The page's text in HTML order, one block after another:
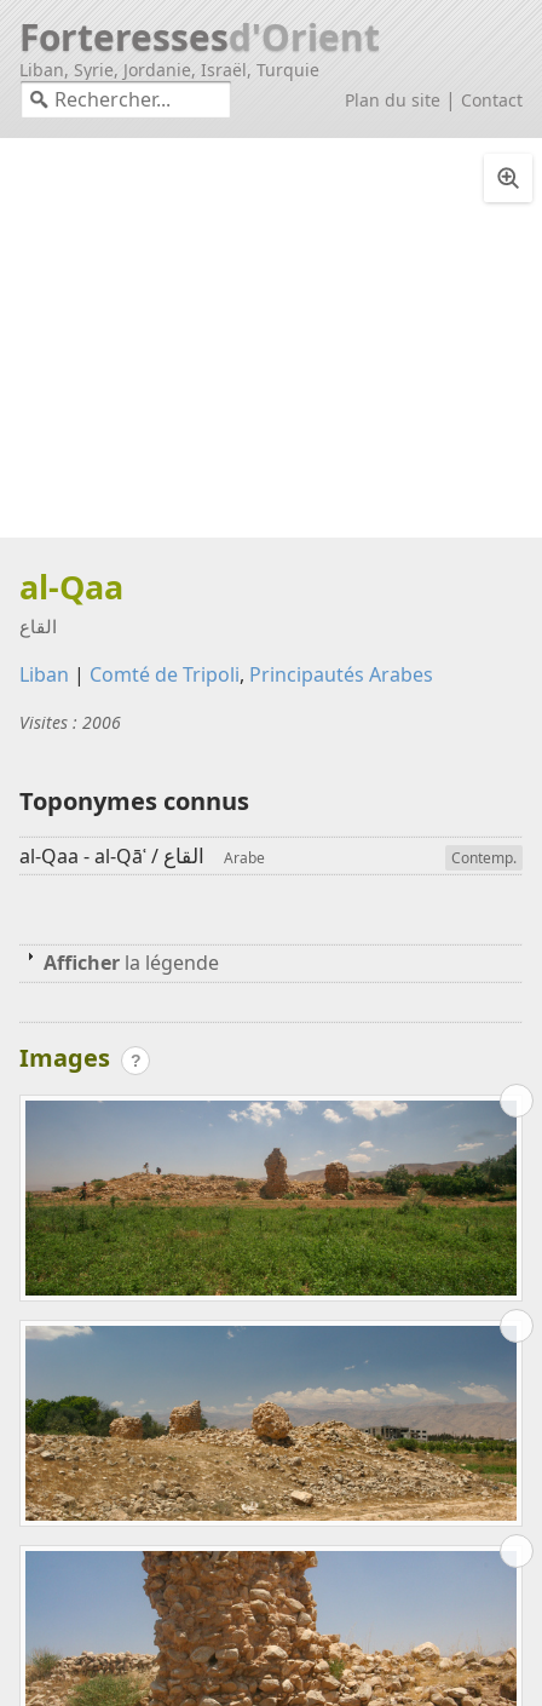
Forteressesd'Orient
Liban, Syrie, Jordanie, Israël, Turquie
Plan du site | Contact
al-Qaa
القاع
Liban | Comté de Tripoli, Principautés Arabes
Visites : 2006
Toponymes connus
al-Qaa - al-Qāʿ / القاع Arabe Contemp.
Afficher la légende
Images ?